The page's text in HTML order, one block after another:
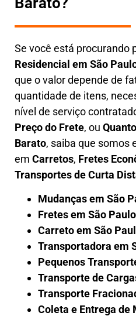
Se você está procurando
Residencial em São
que o valor depende de
quantidade de itens,
nível de serviço
Preço do Frete, ou
Barato, saiba que somos
em Carretos, Fretes
Transportes de Curta
Mudanças em São
Fretes em São Paulo
Carreto em São
Transportadora em
Pequenos
Transporte de
Transporte
Coleta e Entrega de